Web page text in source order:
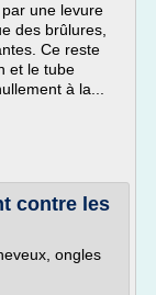
une levure
des brûlures,
Ce reste
et le tube
à la...
contre les
ongles